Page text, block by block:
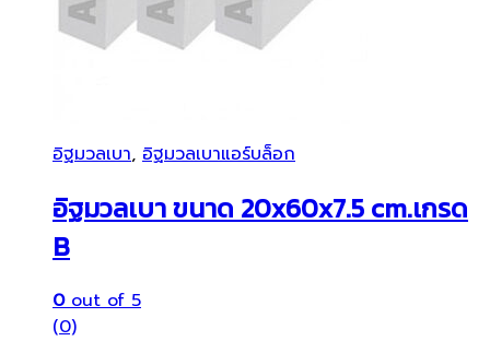
อิฐมวลเบา, อิฐมวลเบาแอร์บล็อก
อิฐมวลเบา ขนาด 20x60x7.5 cm.เกรด
B
0out of 5
(0)